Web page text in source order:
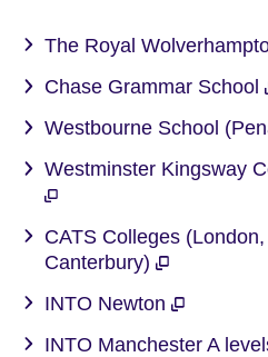
The Royal
Chase Grammar School
Westbourne School
Westminster Kingsway
CATS Colleges
Canterbury)
INTO Newton
INTO Manchester A